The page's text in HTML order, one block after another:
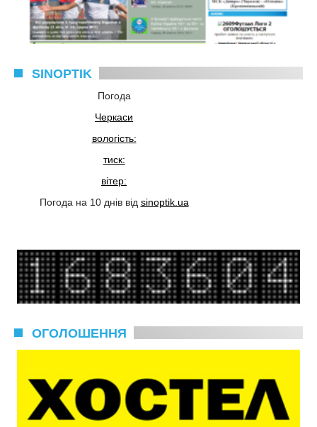
SINOPTIK
Погода
Черкаси
вологість:
тиск:
вітер:
Погода на 10 днів від sinoptik.ua
ОГОЛОШЕННЯ